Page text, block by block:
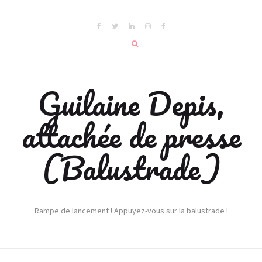
Guilaine Depis,
attachée de presse
(Balustrade)
Rampe de lancement ! Appuyez-vous sur la balustrade !